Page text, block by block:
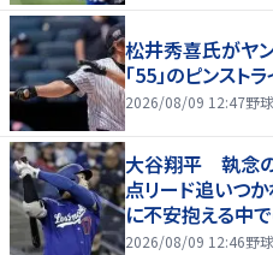
松井秀喜氏がヤ
「55」のピンス
2026/08/09 12:47野球
大谷翔平 執念の
点リード追いつ
に不安抱える中
脱出
2026/08/09 12:46野球